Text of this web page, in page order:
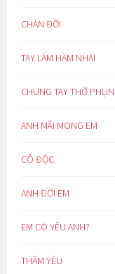
CHÁN ĐỜI
TAY LÀM HÀM NHAI
CHUNG TAY THỜ
ANH MÃI MONG EM
CÔ ĐỘC
ANH ĐỢI EM
EM CÓ YÊU ANH?
THẦM YÊU